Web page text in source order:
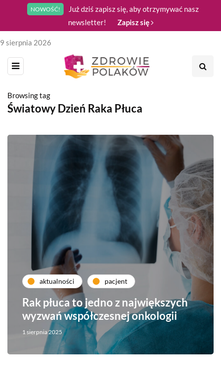
NOWOŚĆ!
Już dziś zapisz się, aby otrzymywać nasz
newsletter!
Zapisz się
9 sierpnia 2026
Browsing tag
Światowy Dzień Raka Płuca
aktualności pacjent
Rak płuca to jedno z największych
wyzwań współczesnej onkologii
1 sierpnia 2025